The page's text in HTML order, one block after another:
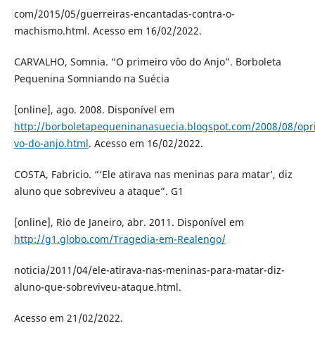
com/2015/05/guerreiras-encantadas-contra-o-
machismo.html. Acesso em 16/02/2022.
CARVALHO, Somnia. “O primeiro vôo do Anjo”. Borboleta
Pequenina Somniando na Suécia
[online], ago. 2008. Disponível em
http://borboletapequeninanasuecia.blogspot.com/2008/08/
vo-do-anjo.html. Acesso em 16/02/2022.
COSTA, Fabricio. “‘Ele atirava nas meninas para matar’, diz
aluno que sobreviveu a ataque”. G1
[online], Rio de Janeiro, abr. 2011. Disponível em
http://g1.globo.com/Tragedia-em-Realengo/
noticia/2011/04/ele-atirava-nas-meninas-para-matar-diz-
aluno-que-sobreviveu-ataque.html.
Acesso em 21/02/2022.